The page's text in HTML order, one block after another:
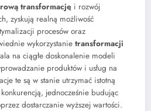
transformację i rozwój
zyskują realną możliwość
procesów oraz
wykorzystanie transformacji
na ciągłe doskonalenie modeli
produktów i usług na
te są w stanie utrzymać istotną
jednocześnie budując
dostarczanie wyższej wartości.